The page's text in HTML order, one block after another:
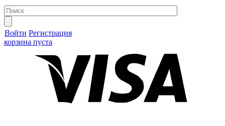
Войти Регистрация
корзина пуста